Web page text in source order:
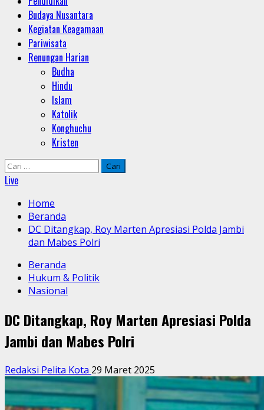
Budaya Nusantara
Kegiatan Keagamaan
Pariwisata
Renungan Harian
Budha
Hindu
Islam
Katolik
Konghuchu
Kristen
Cari
untuk:
Live
Home
Beranda
DC Ditangkap, Roy Marten Apresiasi Polda Jambi
dan Mabes Polri
Beranda
Hukum & Politik
Nasional
DC Ditangkap, Roy Marten Apresiasi Polda
Jambi dan Mabes Polri
Redaksi Pelita Kota 29 Maret 2025